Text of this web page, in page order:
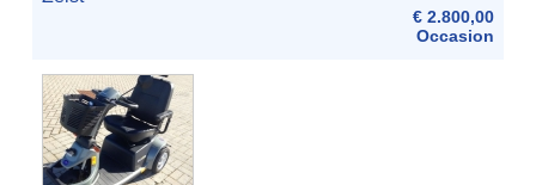
€ 2.800,00
Occasion